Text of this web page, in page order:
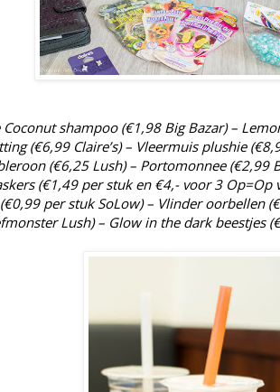
Coconut shampoo (€1,98 Big Bazar) –
(€6,99 Claire’s) – Vleermuis plushie
(€6,25 Lush) – Portomonnee (€2,99
(€1,49 per stuk en €4,- voor 3 Op=Op
per stuk SoLow) – Vlinder oorbellen
Lush) – Glow in the dark beestjes